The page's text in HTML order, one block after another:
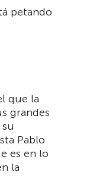
petando
que la
grandes
Pablo
es en lo
la